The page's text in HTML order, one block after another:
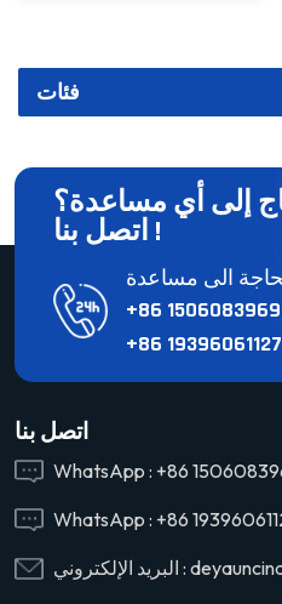
فئات
إلى أي مساعدة؟
اتصل بنا !
+86
+86 19396061127
اتصل بنا
WhatsApp : +86
WhatsApp : +86
البريد الإلكتروني :